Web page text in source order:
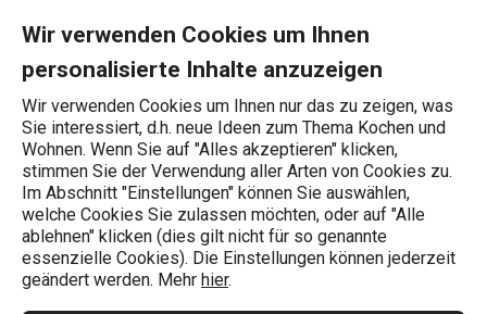
Wir verwenden Cookies um Ihnen
personalisierte Inhalte anzuzeigen
Wir verwenden Cookies um Ihnen nur das zu zeigen, was
Sie interessiert, d.h. neue Ideen zum Thema Kochen und
Wohnen. Wenn Sie auf "Alles akzeptieren" klicken,
stimmen Sie der Verwendung aller Arten von Cookies zu.
Im Abschnitt "Einstellungen" können Sie auswählen,
welche Cookies Sie zulassen möchten, oder auf "Alle
ablehnen" klicken (dies gilt nicht für so genannte
essenzielle Cookies). Die Einstellungen können jederzeit
geändert werden. Mehr hier.
Wonach suchen Sie?
Flache Teller
Speiseteller LIVING ø 26 cm